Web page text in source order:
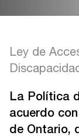
Ley de
La Política
acuerdo
de Ontario,